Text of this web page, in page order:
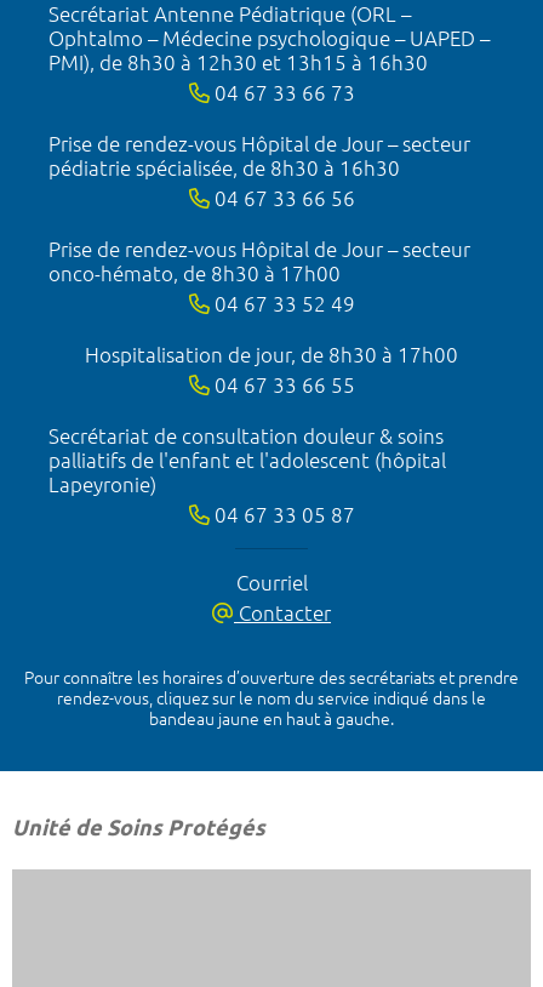
Secrétariat Antenne Pédiatrique (ORL –
Ophtalmo – Médecine psychologique – UAPED –
PMI), de 8h30 à 12h30 et 13h15 à 16h30
04 67 33 66 73
Prise de rendez-vous Hôpital de Jour – secteur
pédiatrie spécialisée, de 8h30 à 16h30
04 67 33 66 56
Prise de rendez-vous Hôpital de Jour – secteur
onco-hémato, de 8h30 à 17h00
04 67 33 52 49
Hospitalisation de jour, de 8h30 à 17h00
04 67 33 66 55
Secrétariat de consultation douleur & soins
palliatifs de l'enfant et l'adolescent (hôpital
Lapeyronie)
04 67 33 05 87
Courriel
Contacter
Pour connaître les horaires d’ouverture des secrétariats et prendre
rendez-vous, cliquez sur le nom du service indiqué dans le
bandeau jaune en haut à gauche.
Unité de Soins Protégés